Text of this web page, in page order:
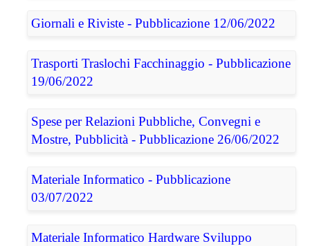
Giornali e Riviste - Pubblicazione 12/06/2022
Trasporti Traslochi Facchinaggio - Pubblicazione
19/06/2022
Spese per Relazioni Pubbliche, Convegni e
Mostre, Pubblicità - Pubblicazione 26/06/2022
Materiale Informatico - Pubblicazione
03/07/2022
Materiale Informatico Hardware Sviluppo